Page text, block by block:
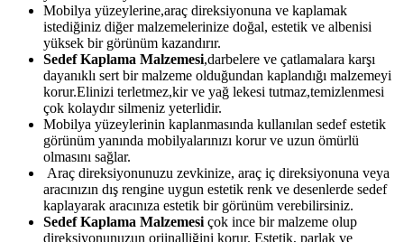
Mobilya yüzeylerine,araç direksiyonuna ve kaplamak
istediğiniz diğer malzemelerinize doğal, estetik ve albenisi
yüksek bir görünüm kazandırır.
Sedef Kaplama Malzemesi,darbelere ve çatlamalara karşı
dayanıklı sert bir malzeme olduğundan kaplandığı malzemeyi
korur.Elinizi terletmez,kir ve yağ lekesi tutmaz,temizlenmesi
çok kolaydır silmeniz yeterlidir.
Mobilya yüzeylerinin kaplanmasında kullanılan sedef estetik
görünüm yanında mobilyalarınızı korur ve uzun ömürlü
olmasını sağlar.
Araç direksiyonunuzu zevkinize, araç iç direksiyonuna veya
aracınızın dış rengine uygun estetik renk ve desenlerde sedef
kaplayarak aracınıza estetik bir görünüm verebilirsiniz.
Sedef Kaplama Malzemesi çok ince bir malzeme olup
direksiyonunuzun orjinalliğini korur. Estetik, parlak ve